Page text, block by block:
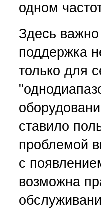
одном
Здесь
поддержка
только для
ставило
проблемой
с
возможна